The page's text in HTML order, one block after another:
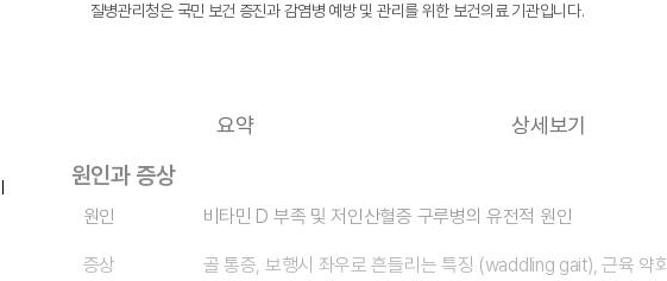
질병관리청은 국민 보건 증진과 감염병 예방 및 관리를 위한 보건의료 기관입니다.
요약 상세보기
원인과 증상
원인 비타민 D 부족 및 저인산혈증 구루병의 유전적 원인
증상 골 통증, 보행시 좌우로 흔들리는 특징 (waddling gait), 근육 약